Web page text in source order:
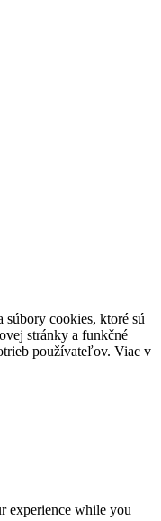
cookies, ktoré sú
stránky a funkčné
používateľov. Viac v
experience while you